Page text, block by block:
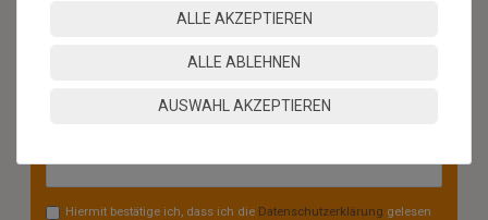
Jetzt anmelden: Profitieren Sie von aktuellen Angeboten
Hiermit bestätige ich, dass ich die Daten­schutz­erklärung gelesen
ALLE AKZEPTIEREN
ALLE ABLEHNEN
AUSWAHL AKZEPTIEREN